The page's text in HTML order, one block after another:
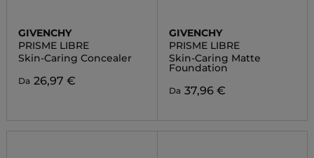
GIVENCHY
PRISME LIBRE
Skin-Caring Concealer
Da 26,97 €
GIVENCHY
PRISME LIBRE
Skin-Caring Matte
Foundation
Da 37,96 €